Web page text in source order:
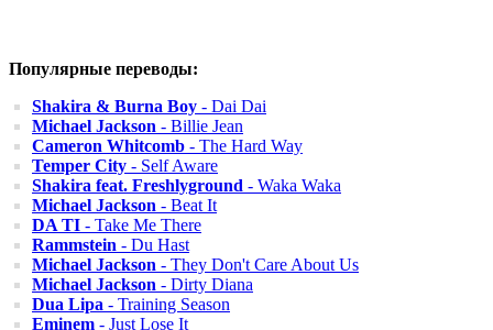
Популярные переводы:
Shakira & Burna Boy - Dai Dai
Michael Jackson - Billie Jean
Cameron Whitcomb - The Hard Way
Temper City - Self Aware
Shakira feat. Freshlyground - Waka Waka
Michael Jackson - Beat It
DA TI - Take Me There
Rammstein - Du Hast
Michael Jackson - They Don't Care About Us
Michael Jackson - Dirty Diana
Dua Lipa - Training Season
Eminem - Just Lose It